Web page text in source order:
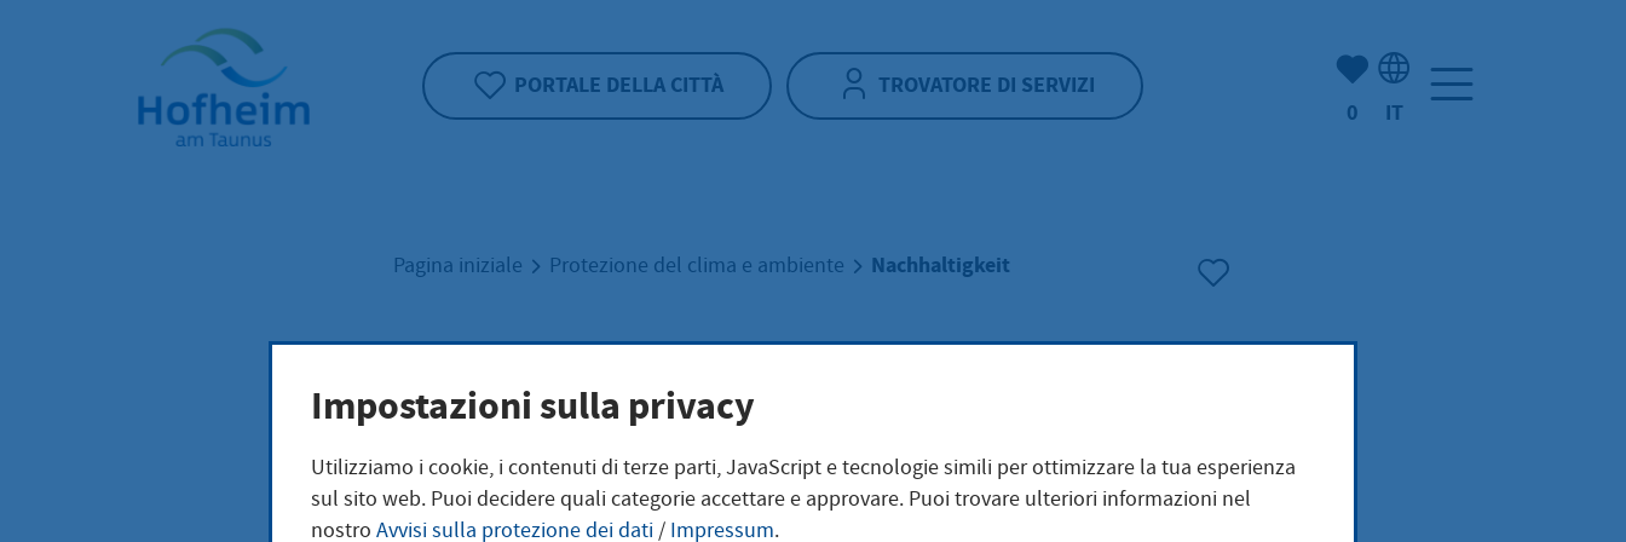
Home"
PORTALE DELLA CITTÀ TROVATORE DI SERVIZI
(Mio) Hofheim:
0 IT
Pagina iniziale Protezione del clima e ambiente Nachhaltigkeit
Nachhaltigkeit
Impostazioni sulla privacy
Utilizziamo i cookie, i contenuti di terze parti, JavaScript e tecnologie simili per ottimizzare la tua esperienza
sul sito web. Puoi decidere quali categorie accettare e approvare. Puoi trovare ulteriori informazioni nel
nostro Avvisi sulla protezione dei dati / Impressum.